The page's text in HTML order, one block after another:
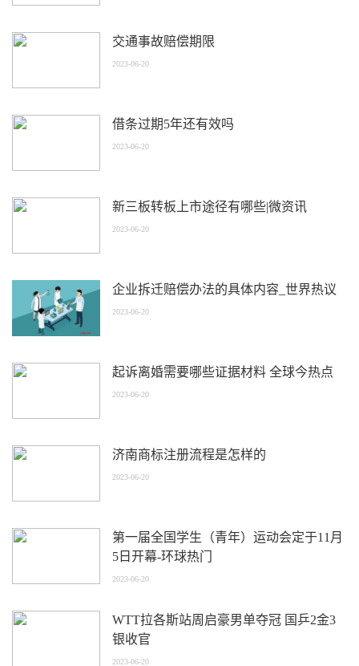
交通事故赔偿期限
2023-06-20
借条过期5年还有效吗
2023-06-20
新三板转板上市途径有哪些|微资讯
2023-06-20
企业拆迁赔偿办法的具体内容_世界热议
2023-06-20
起诉离婚需要哪些证据材料 全球今热点
2023-06-20
济南商标注册流程是怎样的
2023-06-20
第一届全国学生（青年）运动会定于11月
5日开幕-环球热门
2023-06-20
WTT拉各斯站周启豪男单夺冠 国乒2金3
银收官
2023-06-20